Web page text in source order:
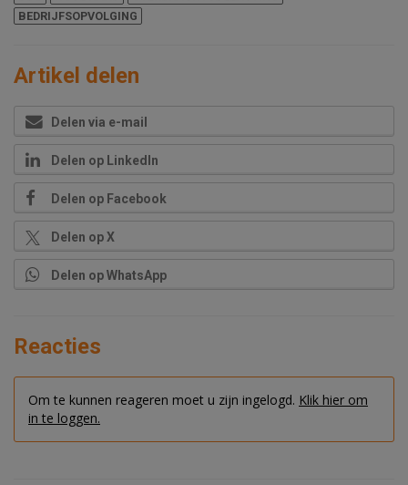
BEDRIJFSOPVOLGING
Artikel delen
Delen via e-mail
Delen op LinkedIn
Delen op Facebook
Delen op X
Delen op WhatsApp
Reacties
Om te kunnen reageren moet u zijn ingelogd. Klik hier om
in te loggen.